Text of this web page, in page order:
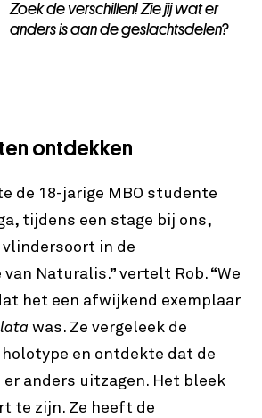
Zoek de verschillen! Zie jij wat er
anders is aan de geslachtsdelen?
ontdekken
de 18-jarige MBO studente
tijdens een stage bij ons,
vlindersoort in de
Naturalis.” vertelt Rob. “We
het een afwijkend exemplaar
was. Ze vergeleek de
en ontdekte dat de
anders uitzagen. Het bleek
te zijn. Ze heeft de